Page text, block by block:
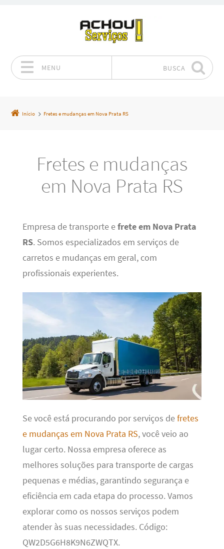
MENU BUSCA
Início Fretes e mudanças em Nova Prata RS
Fretes e mudanças
em Nova Prata RS
Empresa de transporte efrete em Nova Prata
RS. Somos especializados em serviços de
carretos e mudanças em geral, com
profissionais experientes.
Se você está procurando por serviços defretes
e mudanças em Nova Prata RS, você veio ao
lugar certo. Nossa empresa oferece as
melhores soluções para transporte de cargas
pequenas e médias, garantindo segurança e
eficiência em cada etapa do processo. Vamos
explorar como os nossos serviços podem
atender às suas necessidades. Código:
QW2D5G6H8K9N6ZWQTX.